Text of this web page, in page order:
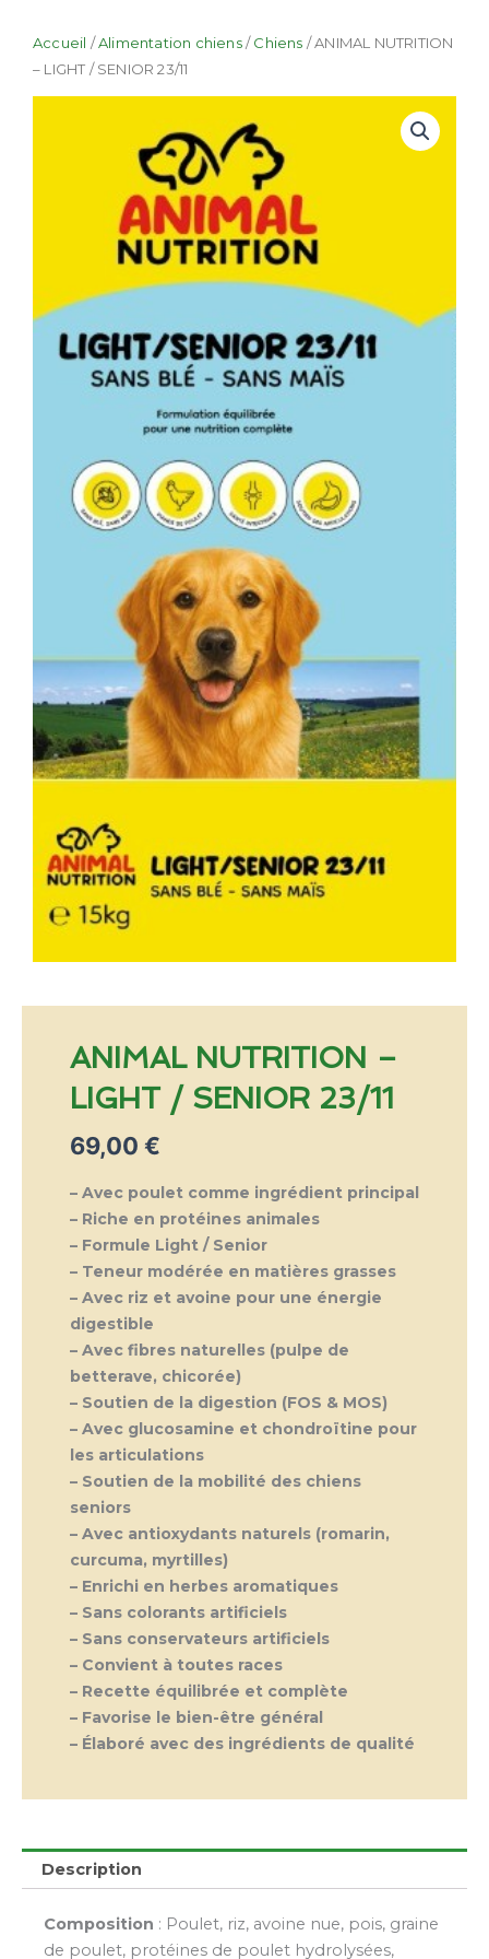
Accueil /Alimentation chiens/Chiens / ANIMAL NUTRITION
– LIGHT / SENIOR 23/11
ANIMAL NUTRITION –
LIGHT / SENIOR 23/11
69,00 €
– Avec poulet comme ingrédient principal
– Riche en protéines animales
– Formule Light / Senior
– Teneur modérée en matières grasses
– Avec riz et avoine pour une énergie
digestible
– Avec fibres naturelles (pulpe de
betterave, chicorée)
– Soutien de la digestion (FOS & MOS)
– Avec glucosamine et chondroïtine pour
les articulations
– Soutien de la mobilité des chiens
seniors
– Avec antioxydants naturels (romarin,
curcuma, myrtilles)
– Enrichi en herbes aromatiques
– Sans colorants artificiels
– Sans conservateurs artificiels
– Convient à toutes races
– Recette équilibrée et complète
– Favorise le bien-être général
– Élaboré avec des ingrédients de qualité
Description
Composition : Poulet, riz, avoine nue, pois, graine
de poulet, protéines de poulet hydrolysées,